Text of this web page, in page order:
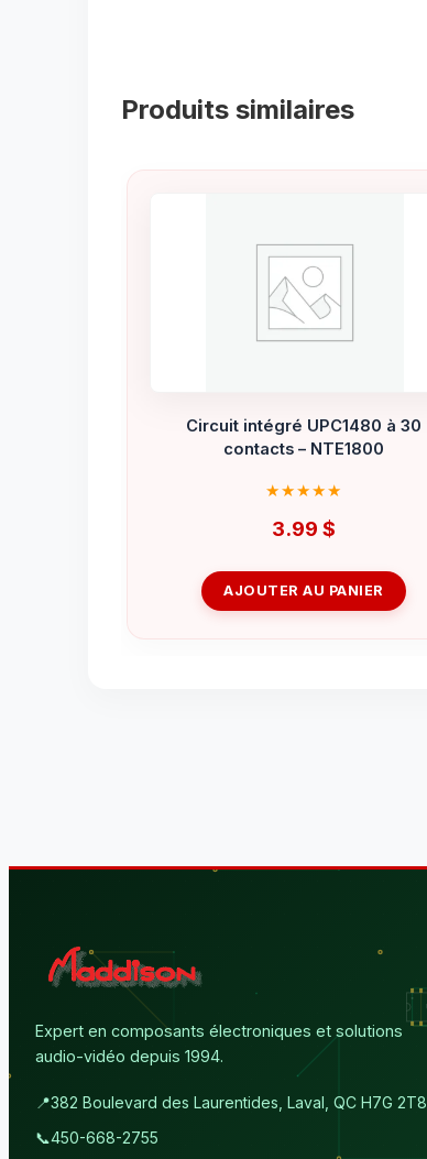
Produits similaires
Circuit intégré UPC1480 à 30
contacts – NTE1800
3.99 $
AJOUTER AU PANIER
Expert en composants électroniques et solutions
audio-vidéo depuis 1994.
📍382 Boulevard des Laurentides, Laval, QC H7G 2T8
📞450-668-2755